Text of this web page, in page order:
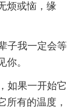
烦或恼，缘
子我一定会等
你。
如果一开始它
所有的温度，